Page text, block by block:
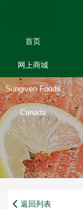
首页
网上商城
Sungiven Foods
Canada
返回列表